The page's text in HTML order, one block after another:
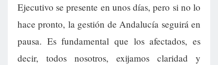
Ejecutivo se presente en unos días, pero si no lo
hace pronto, la gestión de Andalucía seguirá en
pausa. Es fundamental que los afectados, es
decir, todos nosotros, exijamos claridad y